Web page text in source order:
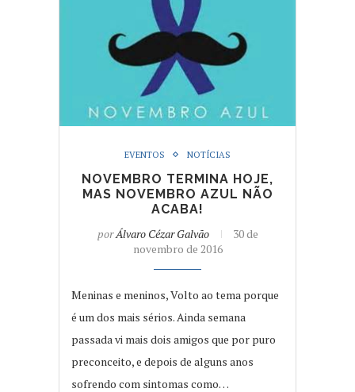
EVENTOS NOTÍCIAS
NOVEMBRO TERMINA HOJE,
MAS NOVEMBRO AZUL NÃO
ACABA!
porÁlvaro Cézar Galvão
30 de
novembro de 2016
Meninas e meninos, Volto ao tema porque
é um dos mais sérios. Ainda semana
passada vi mais dois amigos que por puro
preconceito, e depois de alguns anos
sofrendo com sintomas como…